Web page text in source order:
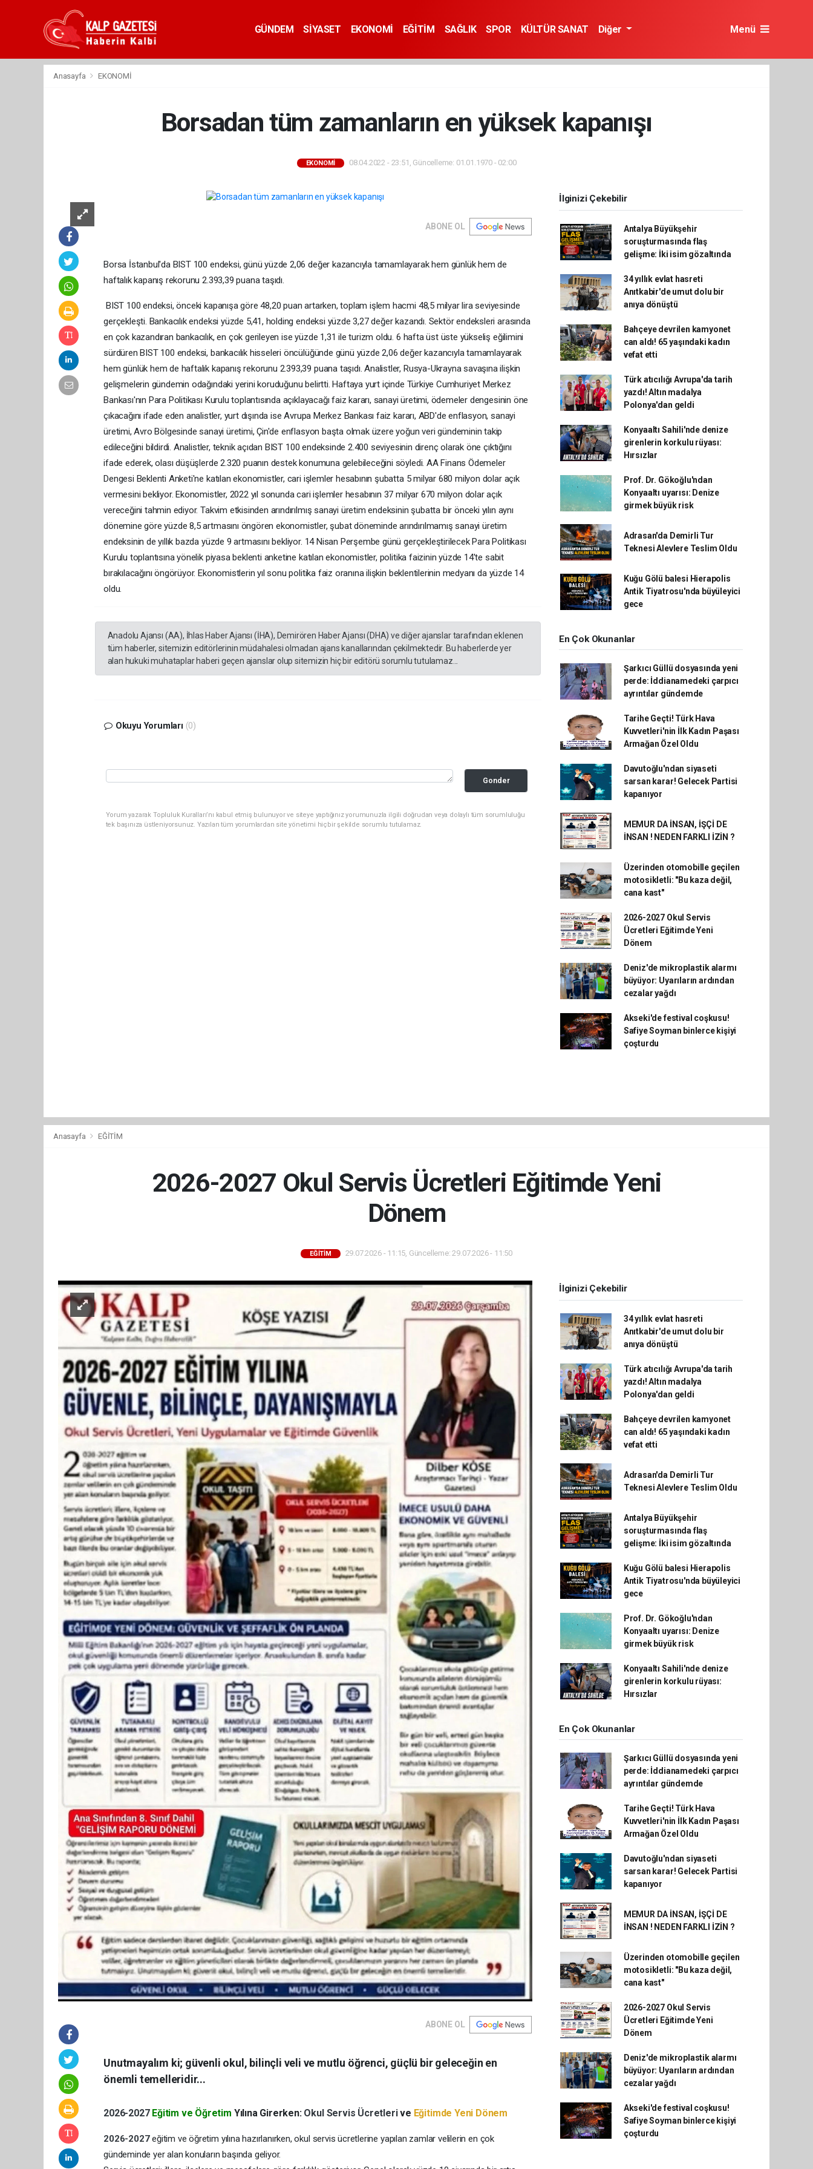
GÜNDEM SİYASET EKONOMİ EĞİTİM SAĞLIK SPOR KÜLTÜR SANAT Diğer Menü
Anasayfa EKONOMİ
Borsadan tüm zamanların en yüksek kapanışı
EKONOMİ 08.04.2022 - 23:51, Güncelleme: 01.01.1970 - 02:00
ABONE OL
Borsa İstanbul'da BIST 100 endeksi, günü yüzde 2,06 değer kazancıyla tamamlayarak hem günlük hem de
haftalık kapanış rekorunu 2.393,39 puana taşıdı.
BIST 100 endeksi, önceki kapanışa göre 48,20 puan artarken, toplam işlem hacmi 48,5 milyar lira seviyesinde
gerçekleşti. Bankacılık endeksi yüzde 5,41, holding endeksi yüzde 3,27 değer kazandı. Sektör endeksleri arasında
en çok kazandıran bankacılık, en çok gerileyen ise yüzde 1,31 ile turizm oldu. 6 hafta üst üste yükseliş eğilimini
sürdüren BIST 100 endeksi, bankacılık hisseleri öncülüğünde günü yüzde 2,06 değer kazancıyla tamamlayarak
hem günlük hem de haftalık kapanış rekorunu 2.393,39 puana taşıdı. Analistler, Rusya-Ukrayna savaşına ilişkin
gelişmelerin gündemin odağındaki yerini koruduğunu belirtti. Haftaya yurt içinde Türkiye Cumhuriyet Merkez
Bankası'nın Para Politikası Kurulu toplantısında açıklayacağı faiz kararı, sanayi üretimi, ödemeler dengesinin öne
çıkacağını ifade eden analistler, yurt dışında ise Avrupa Merkez Bankası faiz kararı, ABD'de enflasyon, sanayi
üretimi, Avro Bölgesinde sanayi üretimi, Çin'de enflasyon başta olmak üzere yoğun veri gündeminin takip
edileceğini bildirdi. Analistler, teknik açıdan BIST 100 endeksinde 2.400 seviyesinin direnç olarak öne çıktığını
ifade ederek, olası düşüşlerde 2.320 puanın destek konumuna gelebileceğini söyledi. AA Finans Ödemeler
Dengesi Beklenti Anketi'ne katılan ekonomistler, cari işlemler hesabının şubatta 5 milyar 680 milyon dolar açık
vermesini bekliyor. Ekonomistler, 2022 yıl sonunda cari işlemler hesabının 37 milyar 670 milyon dolar açık
vereceğini tahmin ediyor. Takvim etkisinden arındırılmış sanayi üretim endeksinin şubatta bir önceki yılın aynı
dönemine göre yüzde 8,5 artmasını öngören ekonomistler, şubat döneminde arındırılmamış sanayi üretim
endeksinin de yıllık bazda yüzde 9 artmasını bekliyor. 14 Nisan Perşembe günü gerçekleştirilecek Para Politikası
Kurulu toplantısına yönelik piyasa beklenti anketine katılan ekonomistler, politika faizinin yüzde 14'te sabit
bırakılacağını öngörüyor. Ekonomistlerin yıl sonu politika faiz oranına ilişkin beklentilerinin medyanı da yüzde 14
oldu.
Anadolu Ajansı (AA), İhlas Haber Ajansı (İHA), Demirören Haber Ajansı (DHA) ve diğer ajanslar tarafından eklenen
tüm haberler, sitemizin editörlerinin müdahalesi olmadan ajans kanallarından çekilmektedir. Bu haberlerde yer
alan hukuki muhataplar haberi geçen ajanslar olup sitemizin hiç bir editörü sorumlu tutulamaz...
Okuyu Yorumları (0)
Gonder
Yorum yazarak Topluluk Kuralları’nı kabul etmiş bulunuyor ve siteye yaptığınız yorumunuzla ilgili doğrudan veya dolaylı tüm sorumluluğu
tek başınıza üstleniyorsunuz. Yazılan tüm yorumlardan site yönetimi hiçbir şekilde sorumlu tutulamaz.
İlginizi Çekebilir
Antalya Büyükşehir
soruşturmasında flaş
gelişme: İki isim gözaltında
34 yıllık evlat hasreti
Anıtkabir'de umut dolu bir
anıya dönüştü
Bahçeye devrilen kamyonet
can aldı! 65 yaşındaki kadın
vefat etti
Türk atıcılığı Avrupa'da tarih
yazdı! Altın madalya
Polonya'dan geldi
Konyaaltı Sahili'nde denize
girenlerin korkulu rüyası:
Hırsızlar
Prof. Dr. Gökoğlu'ndan
Konyaaltı uyarısı: Denize
girmek büyük risk
Adrasan'da Demirli Tur
Teknesi Alevlere Teslim Oldu
Kuğu Gölü balesi Hierapolis
Antik Tiyatrosu'nda büyüleyici
gece
En Çok Okunanlar
Şarkıcı Güllü dosyasında yeni
perde: İddianamedeki çarpıcı
ayrıntılar gündemde
Tarihe Geçti! Türk Hava
Kuvvetleri'nin İlk Kadın Paşası
Armağan Özel Oldu
Davutoğlu'ndan siyaseti
sarsan karar! Gelecek Partisi
kapanıyor
MEMUR DA İNSAN, İŞÇİ DE
İNSAN ! NEDEN FARKLI İZİN ?
Üzerinden otomobille geçilen
motosikletli: "Bu kaza değil,
cana kast"
2026-2027 Okul Servis
Ücretleri Eğitimde Yeni
Dönem
Deniz'de mikroplastik alarmı
büyüyor: Uyarıların ardından
cezalar yağdı
Akseki'de festival coşkusu!
Safiye Soyman binlerce kişiyi
çoşturdu
Anasayfa EĞİTİM
2026-2027 Okul Servis Ücretleri Eğitimde Yeni
Dönem
EĞİTİM 29.07.2026 - 11:15, Güncelleme: 29.07.2026 - 11:50
ABONE OL
Unutmayalım ki; güvenli okul, bilinçli veli ve mutlu öğrenci, güçlü bir geleceğin en
önemli temelleridir...
2026-2027 Eğitim ve Öğretim Yılına Girerken: Okul Servis Ücretlerive Eğitimde Yeni Dönem
2026-2027eğitim ve öğretim yılına hazırlanırken, okul servis ücretlerine yapılan zamlar velilerin en çok
gündeminde yer alan konuların başında geliyor.
İlginizi Çekebilir
34 yıllık evlat hasreti
Anıtkabir'de umut dolu bir
anıya dönüştü
Türk atıcılığı Avrupa'da tarih
yazdı! Altın madalya
Polonya'dan geldi
Bahçeye devrilen kamyonet
can aldı! 65 yaşındaki kadın
vefat etti
Adrasan'da Demirli Tur
Teknesi Alevlere Teslim Oldu
Antalya Büyükşehir
soruşturmasında flaş
gelişme: İki isim gözaltında
Kuğu Gölü balesi Hierapolis
Antik Tiyatrosu'nda büyüleyici
gece
Prof. Dr. Gökoğlu'ndan
Konyaaltı uyarısı: Denize
girmek büyük risk
Konyaaltı Sahili'nde denize
girenlerin korkulu rüyası:
Hırsızlar
En Çok Okunanlar
Şarkıcı Güllü dosyasında yeni
perde: İddianamedeki çarpıcı
ayrıntılar gündemde
Tarihe Geçti! Türk Hava
Kuvvetleri'nin İlk Kadın Paşası
Armağan Özel Oldu
Davutoğlu'ndan siyaseti
sarsan karar! Gelecek Partisi
kapanıyor
MEMUR DA İNSAN, İŞÇİ DE
İNSAN ! NEDEN FARKLI İZİN ?
Üzerinden otomobille geçilen
motosikletli: "Bu kaza değil,
cana kast"
2026-2027 Okul Servis
Ücretleri Eğitimde Yeni
Dönem
Deniz'de mikroplastik alarmı
büyüyor: Uyarıların ardından
cezalar yağdı
Akseki'de festival coşkusu!
Safiye Soyman binlerce kişiyi
çoşturdu